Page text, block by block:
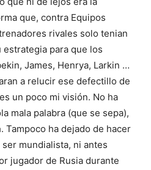
que, contra Equipos
rivales solo tenian
para que los
James, Henrya, Larkin …
a relucir ese defectillo de
un poco mi visión. No ha
mala palabra (que se sepa),
Tampoco ha dejado de hacer
mundialista, ni antes
jugador de Rusia durante